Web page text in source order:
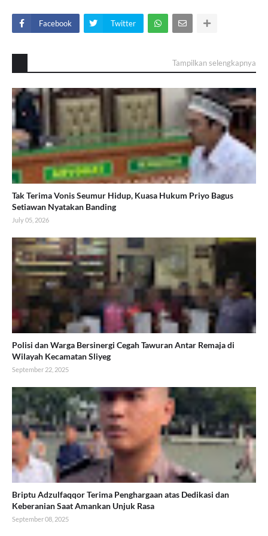
Facebook Twitter
Tampilkan selengkapnya
Tak Terima Vonis Seumur Hidup, Kuasa Hukum Priyo Bagus
Setiawan Nyatakan Banding
July 05, 2026
Polisi dan Warga Bersinergi Cegah Tawuran Antar Remaja di
Wilayah Kecamatan Sliyeg
September 22, 2025
Briptu Adzulfaqqor Terima Penghargaan atas Dedikasi dan
Keberanian Saat Amankan Unjuk Rasa
September 08, 2025